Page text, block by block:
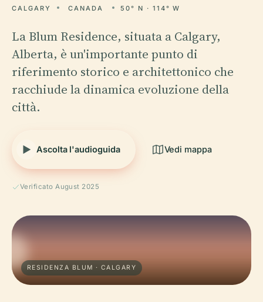
CALGARY CANADA 50° N · 114° W
La Blum Residence, situata a Calgary,
Alberta, è un'importante punto di
riferimento storico e architettonico che
racchiude la dinamica evoluzione della
città.
Ascolta l'audioguida Vedi mappa
Verificato August 2025
RESIDENZA BLUM · CALGARY